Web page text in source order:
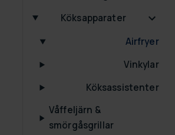
Köksapparater
Airfryer
Vinkylar
Köksassistenter
Våffeljärn &
smörgåsgrillar